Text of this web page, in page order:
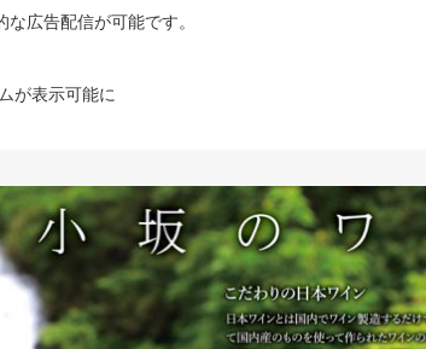
広告配信が可能です。
が表示可能に